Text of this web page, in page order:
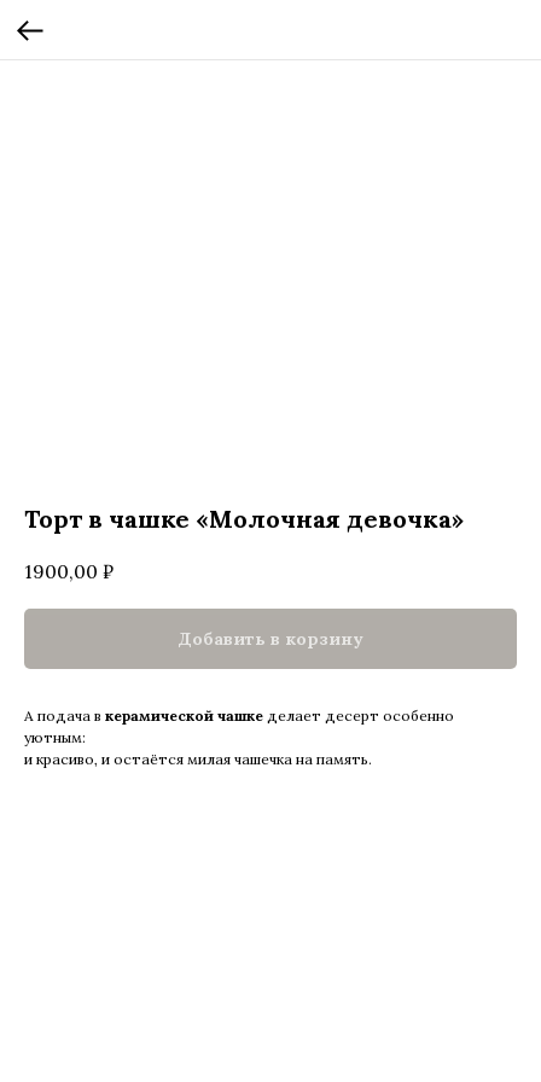
Торт в чашке «Молочная девочка»
1900,00 ₽
Добавить в корзину
А подача в керамической чашке делает десерт особенно
уютным:
и красиво, и остаётся милая чашечка на память.